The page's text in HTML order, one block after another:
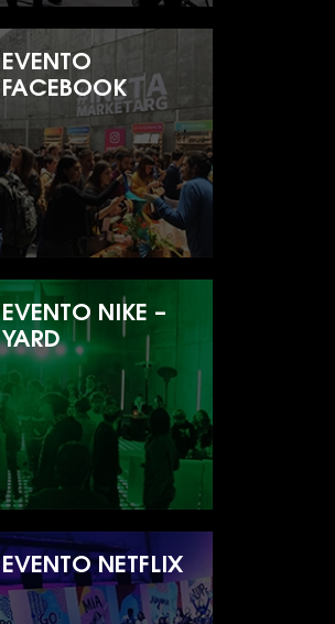
EVENTO
FACEBOOK
EVENTO NIKE –
YARD
EVENTO NETFLIX